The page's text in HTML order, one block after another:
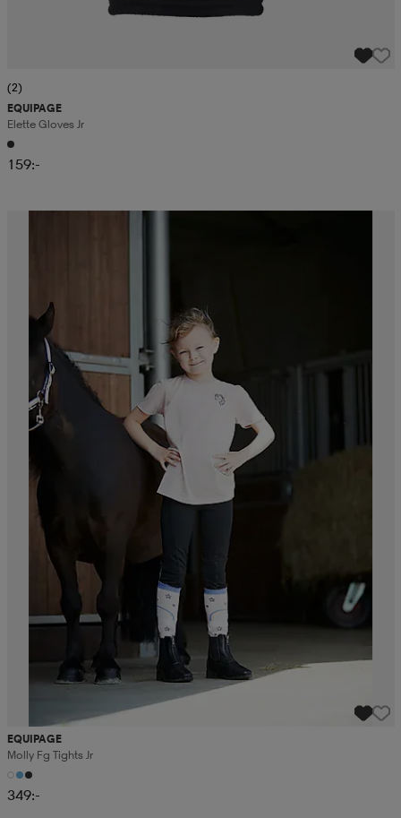
(2)
EQUIPAGE
Elette Gloves Jr
159:-
EQUIPAGE
Molly Fg Tights Jr
349:-